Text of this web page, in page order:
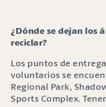
¿Dónde se dejan los
reciclar?
Los puntos de
voluntarios se
Regional Park,
Sports Complex.